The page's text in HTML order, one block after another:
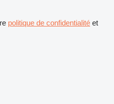
politique de confidentialité et